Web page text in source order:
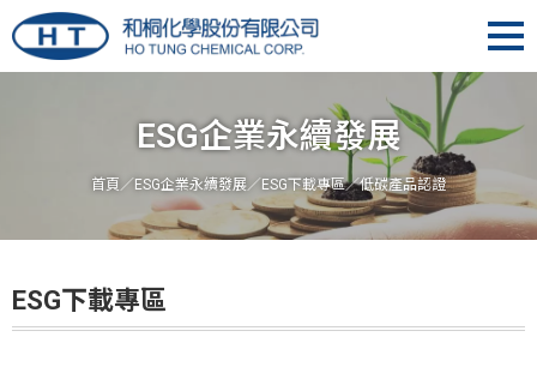
ESG企業永續發展
首頁 ／ ESG企業永續發展／ ESG下載專區／低碳產品認證
ESG下載專區